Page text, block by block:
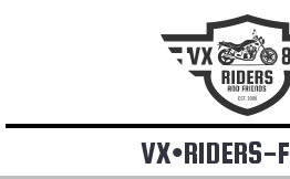
VX•RIDERS-